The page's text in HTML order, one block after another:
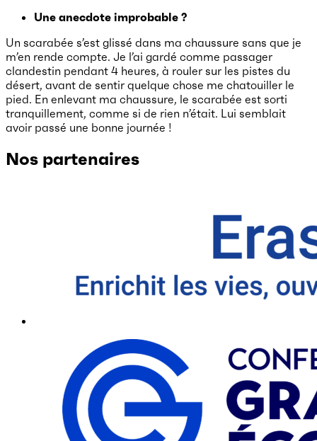
Une anecdote improbable ?
Un scarabée s’est glissé dans ma chaussure sans que je
m’en rende compte. Je l’ai gardé comme passager
clandestin pendant 4 heures, à rouler sur les pistes du
désert, avant de sentir quelque chose me chatouiller le
pied. En enlevant ma chaussure, le scarabée est sorti
tranquillement, comme si de rien n’était. Lui semblait
avoir passé une bonne journée !
Nos partenaires